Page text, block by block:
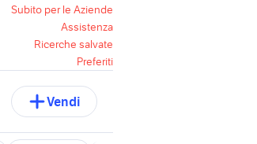
Subito per le Aziende
Assistenza
Ricerche salvate
Preferiti
Vendi